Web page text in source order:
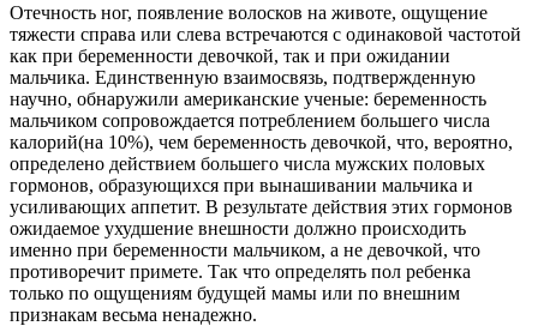
Отечность ног, появление волосков на животе, ощущение
тяжести справа или слева встречаются с одинаковой частотой
как при беременности девочкой, так и при ожидании
мальчика. Единственную взаимосвязь, подтвержденную
научно, обнаружили американские ученые: беременность
мальчиком сопровождается потреблением большего числа
калорий(на 10%), чем беременность девочкой, что, вероятно,
определено действием большего числа мужских половых
гормонов, образующихся при вынашивании мальчика и
усиливающих аппетит. В результате действия этих гормонов
ожидаемое ухудшение внешности должно происходить
именно при беременности мальчиком, а не девочкой, что
противоречит примете. Так что определять пол ребенка
только по ощущениям будущей мамы или по внешним
признакам весьма ненадежно.